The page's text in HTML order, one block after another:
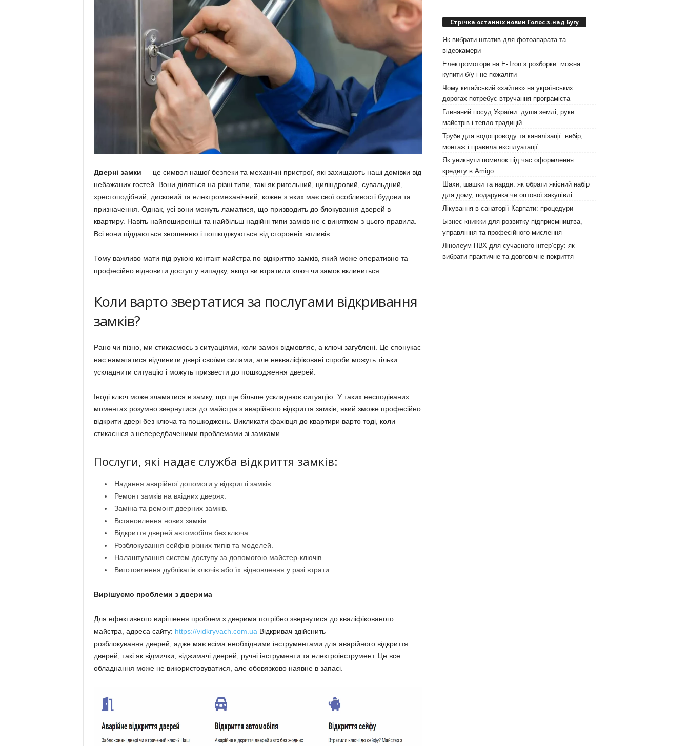
Дверні замки — це символ нашої безпеки та механічні пристрої, які захищають наші домівки від
небажаних гостей. Вони діляться на різні типи, такі як ригельний, циліндровий, сувальдний,
хрестоподібний, дисковий та електромеханічний, кожен з яких має свої особливості будови та
призначення. Однак, усі вони можуть ламатися, що призводить до блокування дверей в
квартиру. Навіть найпоширеніші та найбільш надійні типи замків не є винятком з цього правила.
Всі вони піддаються зношенню і пошкоджуються від сторонніх впливів.
Тому важливо мати під рукою контакт майстра по відкриттю замків, який може оперативно та
професійно відновити доступ у випадку, якщо ви втратили ключ чи замок вклиниться.
Коли варто звертатися за послугами відкривання
замків?
Рано чи пізно, ми стикаємось з ситуаціями, коли замок відмовляє, а ключі загублені. Це спонукає
нас намагатися відчинити двері своїми силами, але некваліфіковані спроби можуть тільки
ускладнити ситуацію і можуть призвести до пошкодження дверей.
Іноді ключ може зламатися в замку, що ще більше ускладнює ситуацію. У таких несподіваних
моментах розумно звернутися до майстра з аварійного відкриття замків, який зможе професійно
відкрити двері без ключа та пошкоджень. Викликати фахівця до квартири варто тоді, коли
стикаєшся з непередбаченими проблемами зі замками.
Послуги, які надає служба відкриття замків:
Надання аварійної допомоги у відкритті замків.
Ремонт замків на вхідних дверях.
Заміна та ремонт дверних замків.
Встановлення нових замків.
Відкриття дверей автомобіля без ключа.
Розблокування сейфів різних типів та моделей.
Налаштування систем доступу за допомогою майстер-ключів.
Виготовлення дублікатів ключів або їх відновлення у разі втрати.
Вирішуємо проблеми з дверима
Для ефективного вирішення проблем з дверима потрібно звернутися до кваліфікованого
майстра, адреса сайту: https://vidkryvach.com.ua Відкривач здійснить
розблокування дверей, адже має всіма необхідними інструментами для аварійного відкриття
дверей, такі як відмички, віджимачі дверей, ручні інструменти та електроінструмент. Це все
обладнання може не використовуватися, але обовязково наявне в запасі.
Стрічка останніх новин Голос з-над Бугу
Як вибрати штатив для фотоапарата та
відеокамери
Електромотори на E-Tron з розборки: можна
купити б/у і не пожаліти
Чому китайський «хайтек» на українських
дорогах потребує втручання програміста
Глиняний посуд України: душа землі, руки
майстрів і тепло традицій
Труби для водопроводу та каналізації: вибір,
монтаж і правила експлуатації
Як уникнути помилок під час оформлення
кредиту в Amigo
Шахи, шашки та нарди: як обрати якісний набір
для дому, подарунка чи оптової закупівлі
Лікування в санаторії Карпати: процедури
Бізнес-книжки для розвитку підприємництва,
управління та професійного мислення
Лінолеум ПВХ для сучасного інтер’єру: як
вибрати практичне та довговічне покриття